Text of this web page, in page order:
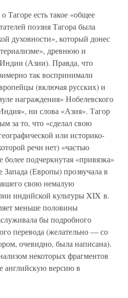
Тагоре есть такое «общее
поэзия Тагора была
духовности», который донес
древнюю и
(Азии). Правда, что
так воспринимали
(включая русских) и
награждения» Нобелевского
ни слова «Азия». Тагор
за то, что «сделал свою
или историко-
речи нет) «частью
подчеркнутая «привязка»
Запада (Европы) прозвучала в
свою немалую
индийской культуры XIX в.
меньше половины
бы подробного
перевода (желательно — со
очевидно, была написана).
некоторых фрагментов
английскую версию в